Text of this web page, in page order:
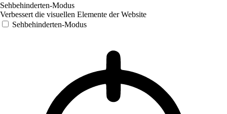
Sehbehinderten-Modus
Verbessert die visuellen Elemente der Website
Sehbehinderten-Modus